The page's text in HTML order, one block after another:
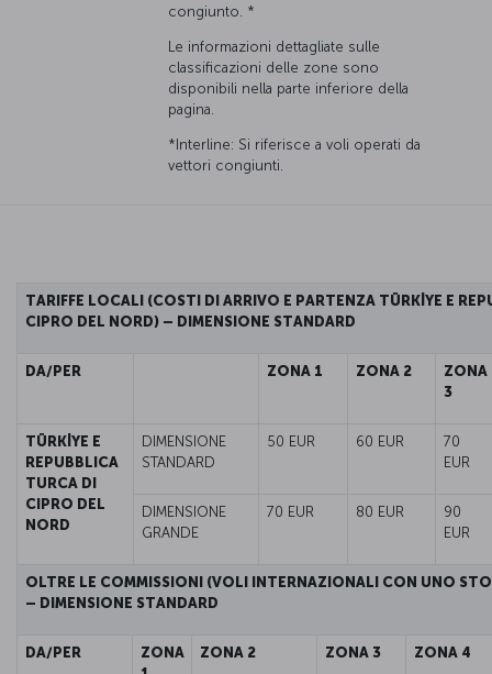
congiunto. *
Le informazioni dettagliate sulle
classificazioni delle zone sono
disponibili nella parte inferiore della
pagina.
*Interline: Si riferisce a voli operati da
vettori congiunti.
TARIFFE LOCALI (COSTI DI ARRIVO E PARTENZA TÜRKİYE E
CIPRO DEL NORD) – DIMENSIONE STANDARD
DA/PER ZONA 1 ZONA 2
ZONA
3
TÜRKİYE E
REPUBBLICA
TURCA DI
CIPRO DEL
NORD
DIMENSIONE
STANDARD
50 EUR 60 EUR
70
EUR
DIMENSIONE
GRANDE
70 EUR 80 EUR
90
EUR
OLTRE LE COMMISSIONI (VOLI INTERNAZIONALI CON UNO
– DIMENSIONE STANDARD
DA/PER
ZONA
ZONA 2 ZONA 3 ZONA 4